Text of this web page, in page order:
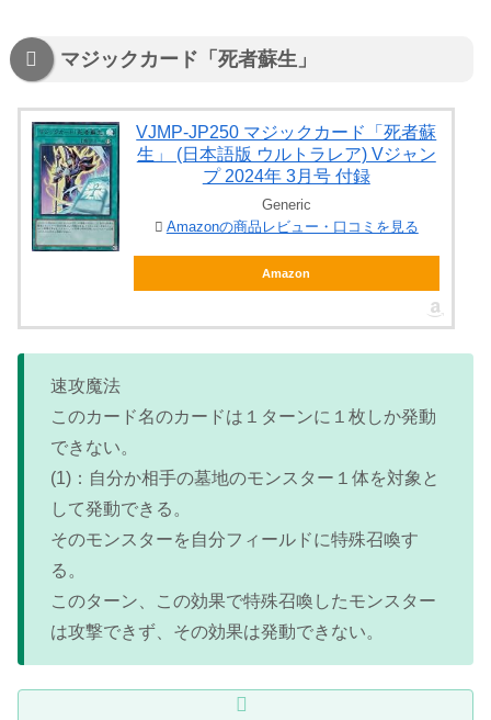
マジックカード「死者蘇生」
VJMP-JP250 マジックカード「死者蘇
生」 (日本語版 ウルトラレア) Vジャン
プ 2024年 3月号 付録
Generic
Amazonの商品レビュー・口コミを見る
Amazon
速攻魔法
このカード名のカードは１ターンに１枚しか発動
できない。
(1)：自分か相手の墓地のモンスター１体を対象と
して発動できる。
そのモンスターを自分フィールドに特殊召喚す
る。
このターン、この効果で特殊召喚したモンスター
は攻撃できず、その効果は発動できない。